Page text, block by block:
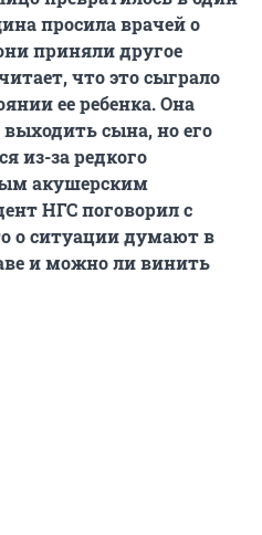
просила врачей о
приняли другое
что это сыграло
ее ребенка. Она
выходить сына, но его
из-за редкого
акушерским
НГС поговорил с
о ситуации думают в
и можно ли винить